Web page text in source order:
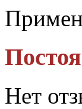
Нет